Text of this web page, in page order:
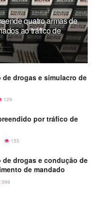
quatro armas de
ao tráfico de
de drogas e simulacro de
129
por tráfico de
155
de drogas e condução de
de mandado
399